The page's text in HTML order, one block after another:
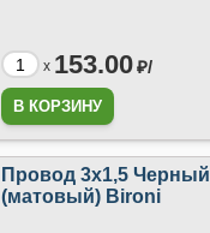
x 153.00₽/
Провод 3х1,5 Черный
(матовый) Bironi